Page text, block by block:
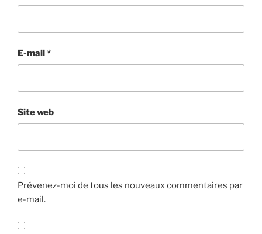
E-mail*
Site web
Prévenez-moi de tous les nouveaux commentaires par
e-mail.